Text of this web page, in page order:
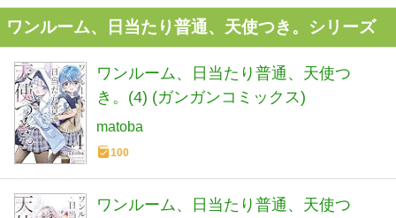
ワンルーム、日当たり普通、天使つき。シリーズ
ワンルーム、日当たり普通、天使つ
き。(4) (ガンガンコミックス)
matoba
100
ワンルーム、日当たり普通、天使つ